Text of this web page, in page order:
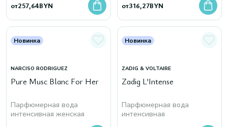
от257,64BYN от316,27BYN
Новинка
NARCISO RODRIGUEZ
Pure Musc Blanc For Her
Парфюмерная вода
интенсивная женская
Новинка
ZADIG & VOLTAIRE
Zadig L’Intense
Парфюмерная вода
интенсивная